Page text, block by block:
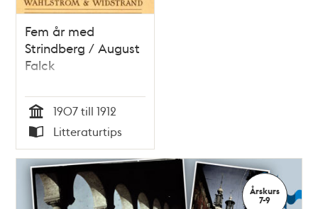
Fem år med
Strindberg / August
Falck
Tid
1907 till 1912
Typ
Litteraturtips
Årskurs
7-9